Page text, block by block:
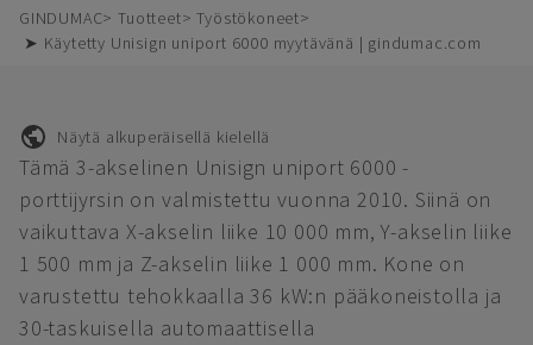
GINDUMAC Tuotteet
Työstökoneet
➤ Käytetty Unisign uniport 6000 myytävänä | gindumac.com
Näytä alkuperäisellä kielellä
Tämä 3-akselinen Unisign uniport 6000 -
porttijyrsin on valmistettu vuonna 2010. Siinä on
vaikuttava X-akselin liike 10 000 mm, Y-akselin liike
1 500 mm ja Z-akselin liike 1 000 mm. Kone on
varustettu tehokkaalla 36 kW:n pääkoneistolla ja
30-taskuisella automaattisella